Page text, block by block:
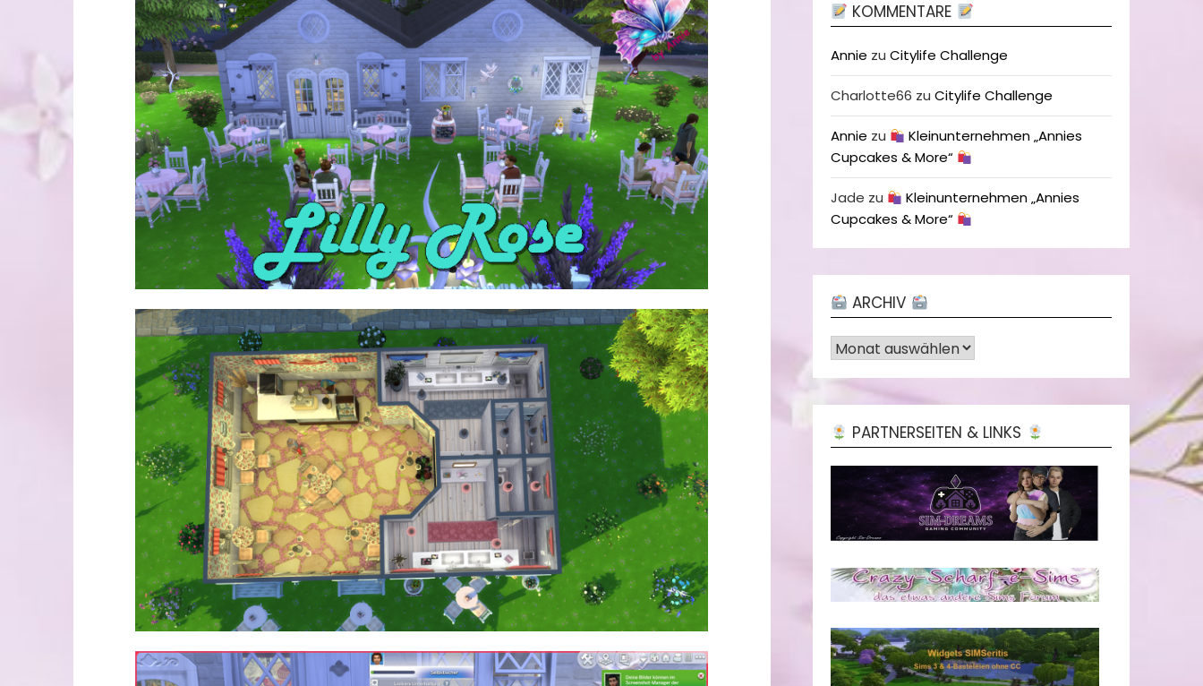
KOMMENTARE
Annie zu Citylife Challenge
Charlotte66 zu Citylife Challenge
Annie zu
Kleinunternehmen „Annies
Cupcakes & More“
Jade zu
Kleinunternehmen „Annies
Cupcakes & More“
ARCHIV
Archiv
PARTNERSEITEN & LINKS